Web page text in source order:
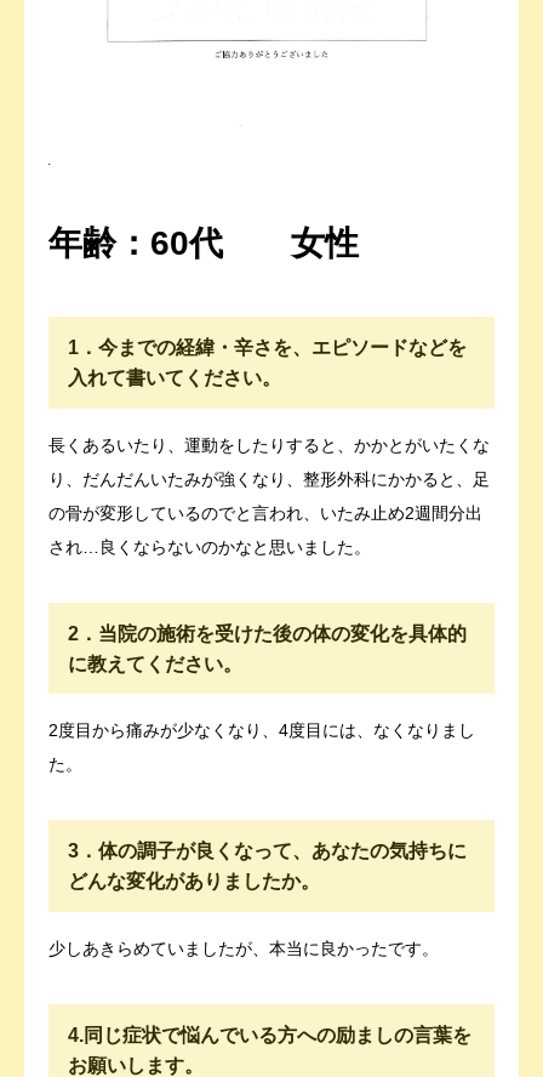
年齢：60代 女性
1．今までの経緯・辛さを、エピソードなどを
入れて書いてください。
長くあるいたり、運動をしたりすると、かかとがいたくな
り、だんだんいたみが強くなり、整形外科にかかると、足
の骨が変形しているのでと言われ、いたみ止め2週間分出
され…良くならないのかなと思いました。
2．当院の施術を受けた後の体の変化を具体的
に教えてください。
2度目から痛みが少なくなり、4度目には、なくなりまし
た。
3．体の調子が良くなって、あなたの気持ちに
どんな変化がありましたか。
少しあきらめていましたが、本当に良かったです。
4.同じ症状で悩んでいる方への励ましの言葉を
お願いします。